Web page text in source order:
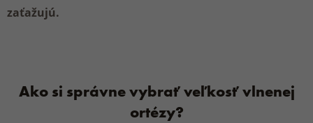
zaťažujú.
Ako si správne vybrať veľkosť vlnenej
ortézy?